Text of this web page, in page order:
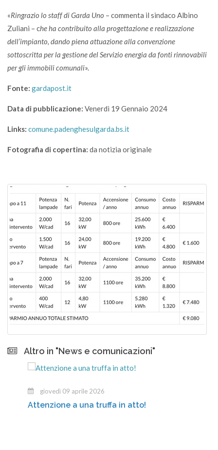
«Ringrazio lo staff di Garda Uno – commenta il sindaco Albino
Zuliani – che ha contribuito alla progettazione e realizzazione
dell’impianto, dando piena attuazione alla convenzione
sottoscritta per la gestione del Servizio energia da fonti rinnovabili
per gli immobili comunali».
Fonte: gardapost.it
Data di pubblicazione: Venerdì 19 Gennaio 2024
Links: comune.padenghesulgarda.bs.it
Fotografia di copertina: da notizia originale
Altro in "News e comunicazioni"
giovedì 09 aprile 2026
Attenzione a una truffa in atto!